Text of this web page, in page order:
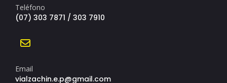
Teléfono
(07) 303 7871 / 303 7910
Email
vialzachin.e.p@gmail.com